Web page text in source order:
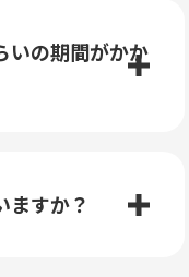
いの期間がかか
ますか？